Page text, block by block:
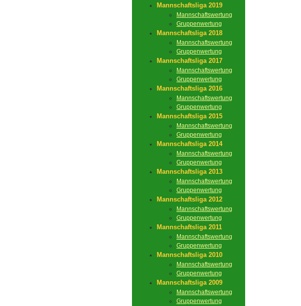
Mannschaftsliga 2019
Mannschaftswertung
Gruppenwertung
Mannschaftsliga 2018
Mannschaftswertung
Gruppenwertung
Mannschaftsliga 2017
Mannschaftswertung
Gruppenwertung
Mannschaftsliga 2016
Mannschaftswertung
Gruppenwertung
Mannschaftsliga 2015
Mannschaftswertung
Gruppenwertung
Mannschaftsliga 2014
Mannschaftswertung
Gruppenwertung
Mannschaftsliga 2013
Mannschaftswertung
Gruppenwertung
Mannschaftsliga 2012
Mannschaftswertung
Gruppenwertung
Mannschaftsliga 2011
Mannschaftswertung
Gruppenwertung
Mannschaftsliga 2010
Mannschaftswertung
Gruppenwertung
Mannschaftsliga 2009
Mannschaftswertung
Gruppenwertung